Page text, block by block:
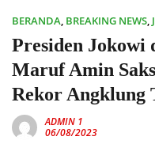
BERANDA, BREAKING NEWS,
Presiden Jokowi
Maruf Amin
Rekor Angklung
ADMIN 1
06/08/2023